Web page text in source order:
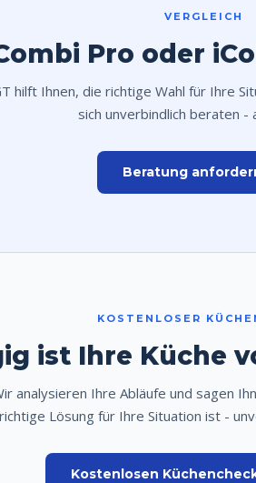
VERGLEICH
Pro oder
hilft Ihnen, die richtige Wahl für Ihre
sich unverbindlich beraten -
Beratung
KOSTENLOSER
ist Ihre Küche
analysieren Ihre Abläufe und sagen
richtige Lösung für Ihre Situation ist -
Kostenlosen